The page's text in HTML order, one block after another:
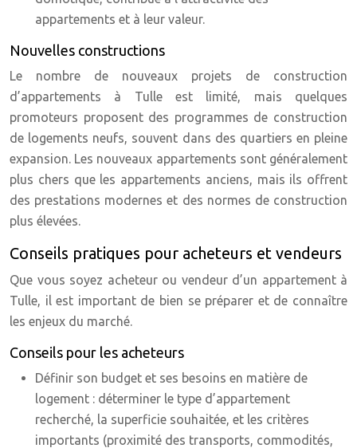
appartements et à leur valeur.
Nouvelles constructions
Le nombre de nouveaux projets de construction
d’appartements à Tulle est limité, mais quelques
promoteurs proposent des programmes de construction
de logements neufs, souvent dans des quartiers en pleine
expansion. Les nouveaux appartements sont généralement
plus chers que les appartements anciens, mais ils offrent
des prestations modernes et des normes de construction
plus élevées.
Conseils pratiques pour acheteurs et vendeurs
Que vous soyez acheteur ou vendeur d’un appartement à
Tulle, il est important de bien se préparer et de connaître
les enjeux du marché.
Conseils pour les acheteurs
Définir son budget et ses besoins en matière de
logement : déterminer le type d’appartement
recherché, la superficie souhaitée, et les critères
importants (proximité des transports, commodités,